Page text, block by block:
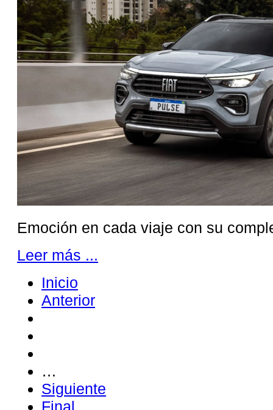
Emoción en cada viaje con su
Leer más ...
Inicio
Anterior
…
Siguiente
Final